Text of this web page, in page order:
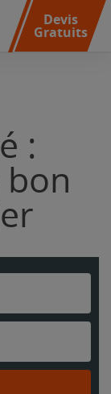
Devis
Gratuits
:
bon